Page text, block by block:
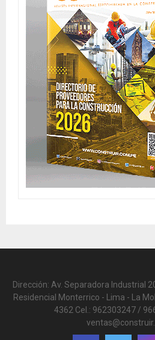
Dirección: Av. Separadora Industrial
Residencial Monterrico - Lima - La
4362 Cel.: 962303247 /